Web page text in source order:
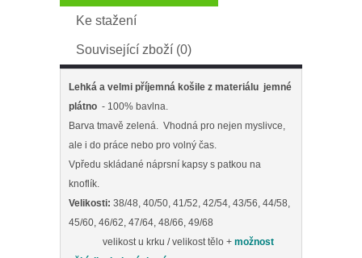
Ke stažení
Související zboží (0)
Lehká a velmi příjemná košile z materiálu jemné
plátno - 100% bavlna.
Barva tmavě zelená. Vhodná pro nejen myslivce,
ale i do práce nebo pro volný čas.
Vpředu skládané náprsní kapsy s patkou na
knoflík.
Velikosti: 38/48, 40/50, 41/52, 42/54, 43/56, 44/58,
45/60, 46/62, 47/64, 48/66, 49/68
velikost u krku / velikost tělo + možnost